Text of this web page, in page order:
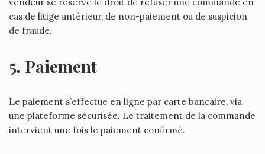
cas de litige antérieur, de non-paiement ou de suspicion
de fraude.
5. Paiement
Le paiement s’effectue en ligne par carte bancaire, via
une plateforme sécurisée. Le traitement de la commande
intervient une fois le paiement confirmé.